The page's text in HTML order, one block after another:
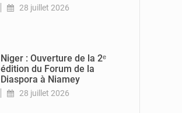
28 juillet 2026
Niger : Ouverture de la 2ᵉ
édition du Forum de la
Diaspora à Niamey
28 juillet 2026